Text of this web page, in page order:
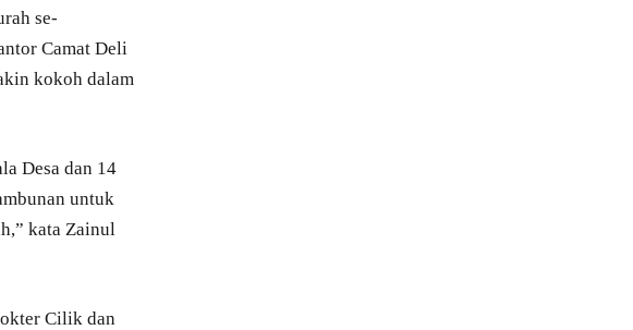
se-
Camat Deli
kokoh dalam
Desa dan 14
untuk
kata Zainul
Cilik dan